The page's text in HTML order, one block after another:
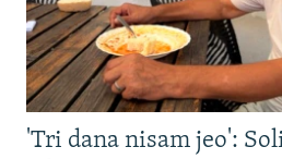
'Tri dana nisam jeo':